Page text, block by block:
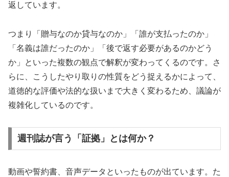
返しています。
つまり「贈与なのか貸与なのか」「誰が支払ったのか」
「名義は誰だったのか」「後で返す必要があるのかどう
か」といった複数の観点で解釈が変わってくるのです。さ
らに、こうしたやり取りの性質をどう捉えるかによって、
道徳的な評価や法的な扱いまで大きく変わるため、議論が
複雑化しているのです。
週刊誌が言う「証拠」とは何か？
動画や誓約書、音声データといったものが出ています。た